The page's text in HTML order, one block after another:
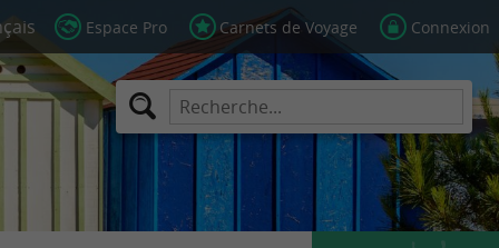
Espace Pro Carnets de Voyage Connexion